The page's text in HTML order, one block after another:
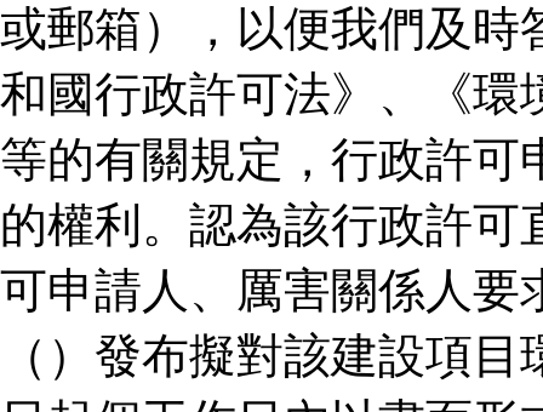
或郵箱），以便我們及時
和國行政許可法》、《環
等的有關規定，行政許可
的權利。認為該行政許
可申請人、厲害關係人要
（）發布擬對該建設項